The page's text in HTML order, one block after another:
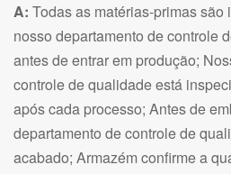
A: Todas as matérias-primas
nosso departamento de controle
antes de entrar em produção;
controle de qualidade está
após cada processo; Antes de
departamento de controle de
acabado; Armazém confirme a